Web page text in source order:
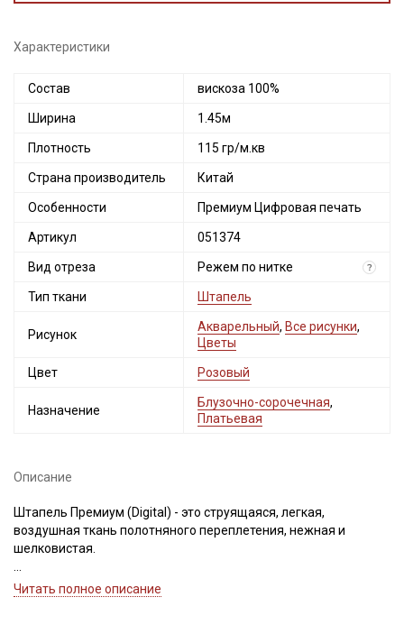
Характеристики
Состав вискоза 100%
Ширина 1.45м
Плотность 115 гр/м.кв
Страна производитель Китай
Особенности Премиум Цифровая печать
Артикул 051374
Вид отреза Режем по нитке ?
Тип ткани Штапель
Рисунок
Акварельный, Все рисунки,
Цветы
Цвет Розовый
Назначение
Блузочно-сорочечная,
Платьевая
Описание
Штапель Премиум (Digital) - это струящаяся, легкая,
воздушная ткань полотняного переплетения, нежная и
шелковистая.
Рисунок нанесен цифровой (Digital) печатью с одной стороны.
Читать полное описание